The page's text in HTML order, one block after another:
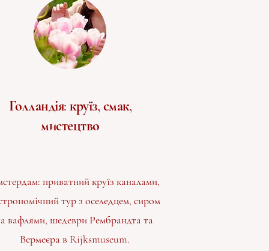
Голландія: круїз, смак,
мистецтво
приватний круїз каналами,
тур з оселедцем, сиром
вафлями, шедеври Рембрандта та
Вермеєра в Rijksmuseum.